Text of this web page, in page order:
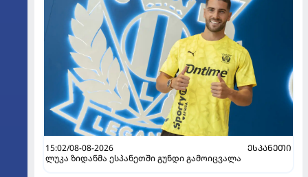
15:02/08-08-2026
ᲔᲡᲞᲐᲜᲔᲗᲘ
ლუკა ზიდანმა ესპანეთში გუნდი გამოიცვალა